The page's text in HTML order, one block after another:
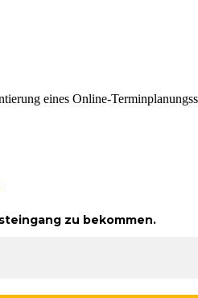
eines Online-
zu bekommen.